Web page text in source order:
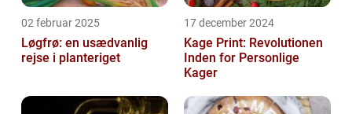
02 februar 2025
Løgfrø: en usædvanlig
rejse i planteriget
17 december 2024
Kage Print: Revolutionen
Inden for Personlige
Kager